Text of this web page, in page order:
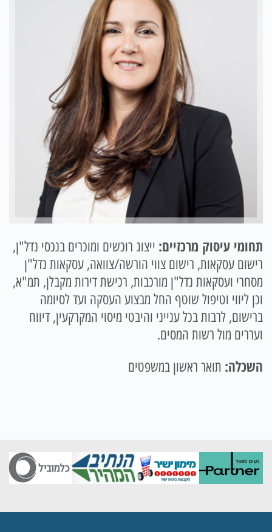
תחומי עיסוק מרכזיים: ייצוג רוכשים ומוכרים בנכסי נדל"ן,
רישום עסקאות, רישום צווי הורשה/צוואה, עסקאות נדל"ן
מסחרי ועסקאות נדל"ן מורכבות, רכישת דירות מקבלן, תמ"א,
וכן ליווי וטיפול שוטף החל מבצוע העסקה ועד לסיומה
ברישום, לרבות בכל ענייני והיבטי מיסוי המקרקעין, דיווח
ועררים מול רשות המסים.
השכלה: תואר ראשון במשפטים